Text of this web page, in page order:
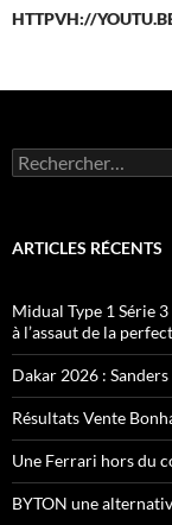
HTTPVH://
Rechercher :
ARTICLES RÉCENTS
Midual Type 1 Série
à l’assaut de la
Dakar 2026 :
Résultats Vente
Une Ferrari hors du
BYTON une